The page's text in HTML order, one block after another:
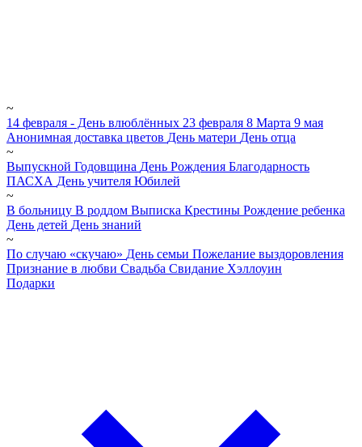
~
14 февраля - День влюблённых 23 февраля 8 Марта 9 мая
Анонимная доставка цветов День матери День отца
~
Выпускной Годовщина День Рождения Благодарность
ПАСХА День учителя Юбилей
~
В больницу В роддом Выписка Крестины Рождение ребенка
День детей День знаний
~
По случаю «скучаю» День семьи Пожелание выздоровления
Признание в любви Свадьба Свидание Хэллоуин
Подарки